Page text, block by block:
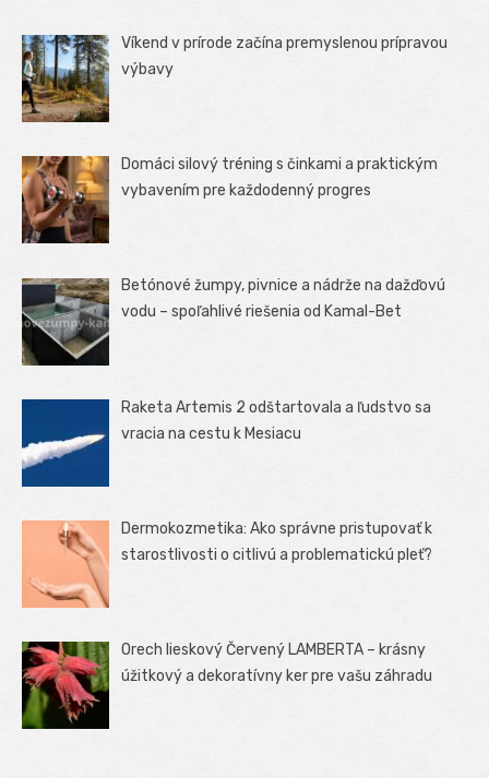
Víkend v prírode začína premyslenou prípravou
výbavy
Domáci silový tréning s činkami a praktickým
vybavením pre každodenný progres
Betónové žumpy, pivnice a nádrže na dažďovú
vodu – spoľahlivé riešenia od Kamal-Bet
Raketa Artemis 2 odštartovala a ľudstvo sa
vracia na cestu k Mesiacu
Dermokozmetika: Ako správne pristupovať k
starostlivosti o citlivú a problematickú pleť?
Orech lieskový Červený LAMBERTA – krásny
úžitkový a dekoratívny ker pre vašu záhradu